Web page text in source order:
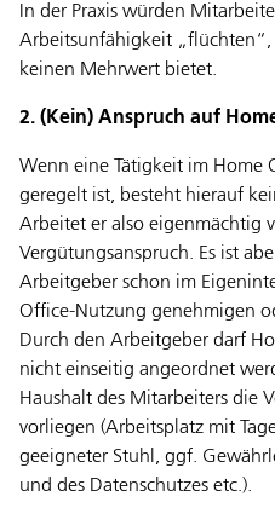
In der Praxis würden
Arbeitsunfähigkeit
keinen Mehrwert bietet.
2. (Kein) Anspruch auf
Wenn eine Tätigkeit im Home
geregelt ist, besteht hierauf
Arbeitet er also eigenmächtig
Vergütungsanspruch. Es ist
Arbeitgeber schon im
Office-Nutzung genehmigen
Durch den Arbeitgeber darf
nicht einseitig angeordnet
Haushalt des Mitarbeiters die
vorliegen (Arbeitsplatz mit
geeigneter Stuhl, ggf.
und des Datenschutzes etc.).